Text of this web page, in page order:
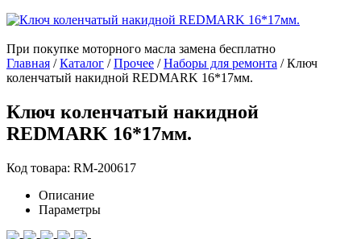
При покупке моторного масла замена бесплатно
Главная /Каталог /Прочее /Наборы для ремонта /Ключ
коленчатый накидной REDMARK 16*17мм.
Ключ коленчатый накидной
REDMARK 16*17мм.
Код товара: RM-200617
Описание
Параметры